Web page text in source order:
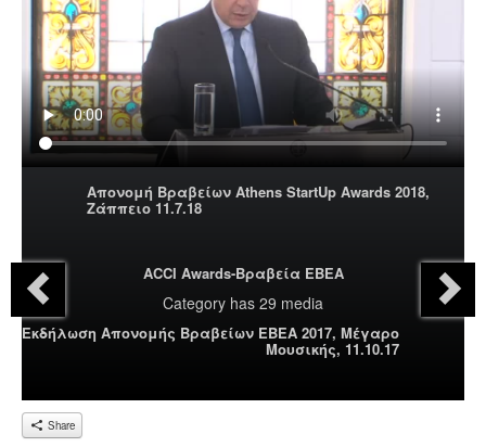
Απονομή Βραβείων Athens StartUp Awards 2018,
Ζάππειο 11.7.18
ACCI Awards-Βραβεία ΕΒΕΑ
Category has 29 media
Εκδήλωση Απονομής Βραβείων ΕΒΕΑ 2017, Μέγαρο
Μουσικής, 11.10.17
Share